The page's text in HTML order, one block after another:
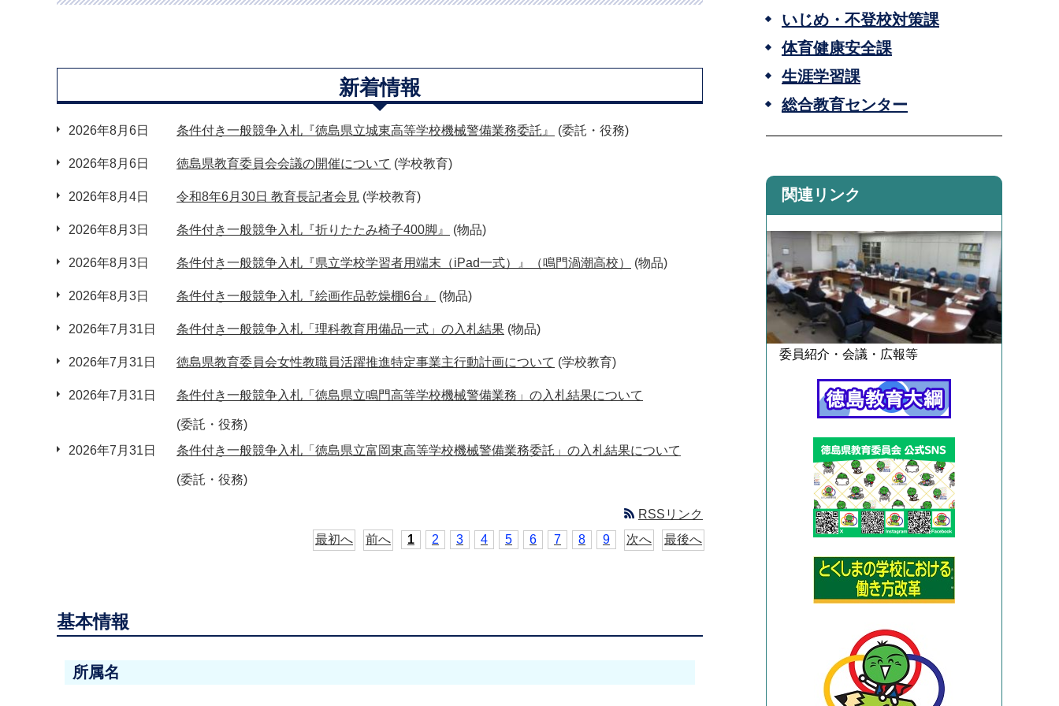
新着情報
2026年8月6日 条件付き一般競争入札『徳島県立城東高等学校機械警備業務委託』 (委託・役務)
2026年8月6日 徳島県教育委員会会議の開催について (学校教育)
2026年8月4日 令和8年6月30日 教育長記者会見 (学校教育)
2026年8月3日 条件付き一般競争入札『折りたたみ椅子400脚』 (物品)
2026年8月3日 条件付き一般競争入札『県立学校学習者用端末（iPad一式）』（鳴門渦潮高校） (物品)
2026年8月3日 条件付き一般競争入札『絵画作品乾燥棚6台』 (物品)
2026年7月31日 条件付き一般競争入札「理科教育用備品一式」の入札結果 (物品)
2026年7月31日 徳島県教育委員会女性教職員活躍推進特定事業主行動計画について (学校教育)
2026年7月31日 条件付き一般競争入札「徳島県立鳴門高等学校機械警備業務」の入札結果について
(委託・役務)
2026年7月31日
条件付き一般競争入札「徳島県立富岡東高等学校機械警備業務委託」の入札結果について
(委託・役務)
RSSリンク
最初へ
前へ 1 2 3 4 5 6 7 8 9 次へ 最後へ
基本情報
所属名
いじめ・不登校対策課
体育健康安全課
生涯学習課
総合教育センター
関連リンク
委員紹介・会議・広報等